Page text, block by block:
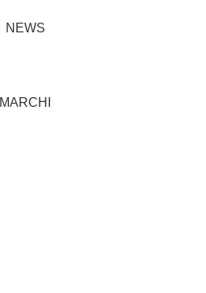
NEWS
MARCHI